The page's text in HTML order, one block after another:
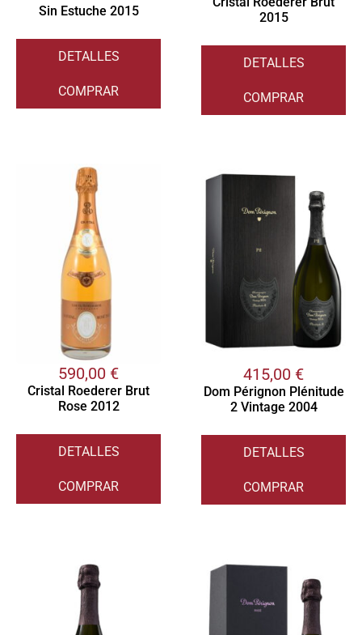
Sin Estuche 2015
DETALLES
COMPRAR
2015
DETALLES
COMPRAR
590,00 €
Cristal Roederer Brut
Rose 2012
DETALLES
COMPRAR
415,00 €
Dom Pérignon Plénitude
2 Vintage 2004
DETALLES
COMPRAR